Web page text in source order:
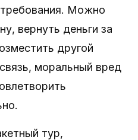
Можно
вернуть деньги за
другой
моральный вред
тур,